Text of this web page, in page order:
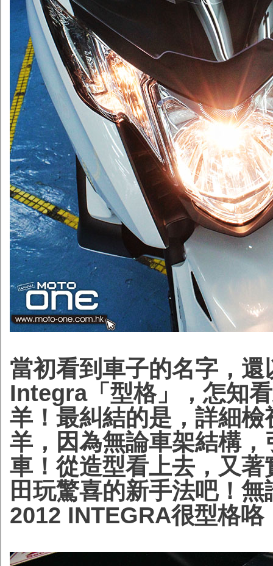
當初看到車子的名字，
Integra「型格」，怎知
羊！最糾結的是，詳細
羊，因為無論車架結構
車！從造型看上去，又
田玩驚喜的新手法吧！
2012 INTEGRA很型格咯